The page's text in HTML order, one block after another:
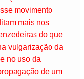
movimento
mais nos
do que
vulgarização da
no uso da
de um